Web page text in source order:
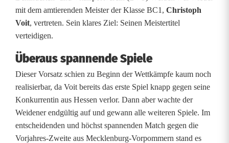
e
s
B
o
c
c
i
mit dem amtierenden Meister der Klasse BC1, Christoph
Voit, vertreten. Sein klares Ziel: Seinen Meistertitel
verteidigen.
Überaus spannende Spiele
Dieser Vorsatz schien zu Beginn der Wettkämpfe kaum noch
realisierbar, da Voit bereits das erste Spiel knapp gegen seine
Konkurrentin aus Hessen verlor. Dann aber wachte der
Weidener endgültig auf und gewann alle weiteren Spiele. Im
entscheidenden und höchst spannenden Match gegen die
Vorjahres-Zweite aus Mecklenburg-Vorpommern stand es